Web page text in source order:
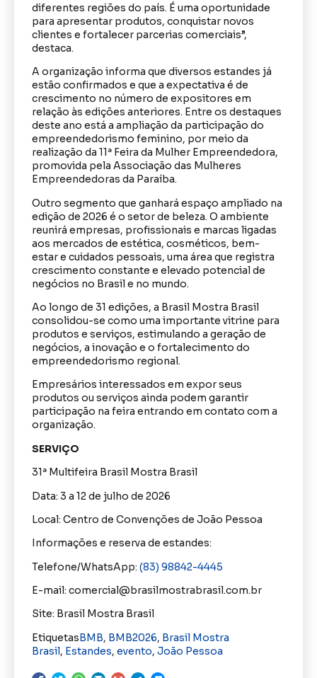
diferentes regiões do país. É uma oportunidade
para apresentar produtos, conquistar novos
clientes e fortalecer parcerias comerciais”,
destaca.
A organização informa que diversos estandes já
estão confirmados e que a expectativa é de
crescimento no número de expositores em
relação às edições anteriores. Entre os destaques
deste ano está a ampliação da participação do
empreendedorismo feminino, por meio da
realização da 11ª Feira da Mulher Empreendedora,
promovida pela Associação das Mulheres
Empreendedoras da Paraíba.
Outro segmento que ganhará espaço ampliado na
edição de 2026 é o setor de beleza. O ambiente
reunirá empresas, profissionais e marcas ligadas
aos mercados de estética, cosméticos, bem-
estar e cuidados pessoais, uma área que registra
crescimento constante e elevado potencial de
negócios no Brasil e no mundo.
Ao longo de 31 edições, a Brasil Mostra Brasil
consolidou-se como uma importante vitrine para
produtos e serviços, estimulando a geração de
negócios, a inovação e o fortalecimento do
empreendedorismo regional.
Empresários interessados em expor seus
produtos ou serviços ainda podem garantir
participação na feira entrando em contato com a
organização.
SERVIÇO
31ª Multifeira Brasil Mostra Brasil
Data: 3 a 12 de julho de 2026
Local: Centro de Convenções de João Pessoa
Informações e reserva de estandes:
Telefone/WhatsApp: (83) 98842-4445
E-mail: comercial@brasilmostrabrasil.com.br
Site: Brasil Mostra Brasil
EtiquetasBMB, BMB2026, Brasil Mostra
Brasil, Estandes, evento, João Pessoa